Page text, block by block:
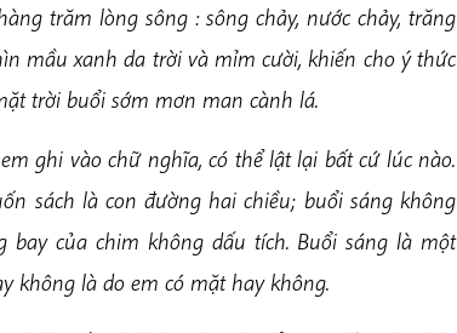
trăm lòng sông : sông chảy, nước chảy, trăng
mầu xanh da trời và mỉm cười, khiến cho ý thức
trời buổi sớm mơn man cành lá.
ghi vào chữ nghĩa, có thể lật lại bất cứ lúc nào.
sách là con đường hai chiều; buổi sáng không
của chim không dấu tích. Buổi sáng là một
không là do em có mặt hay không.